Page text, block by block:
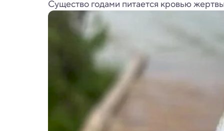
Существо годами питается кровью